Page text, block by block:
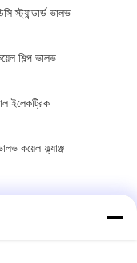
স্ট্যান্ডার্ড ভালভ
শিল্প ভালভ
ইলেকট্রিক
কয়েল ফ্ল্যাঞ্জ